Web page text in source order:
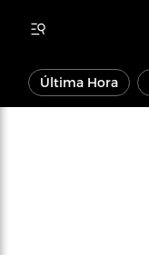
Última Hora